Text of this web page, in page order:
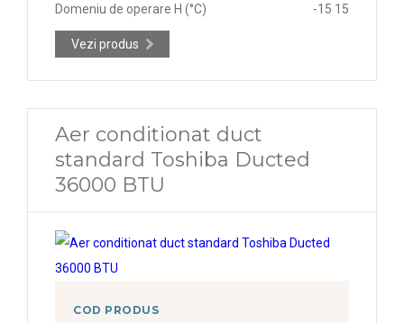
Domeniu de operare H (°C)
-15 15
Vezi produs
Aer conditionat duct
standard Toshiba Ducted
36000 BTU
COD PRODUS